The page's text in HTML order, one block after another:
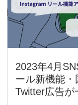
2023年4月
ール新機能・
Twitter広告が